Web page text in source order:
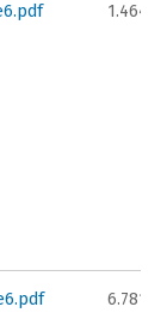
6.781KB